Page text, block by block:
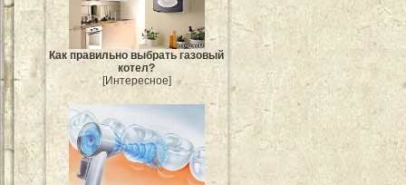
Как правильно выбрать газовый
котел?
[Интересное]